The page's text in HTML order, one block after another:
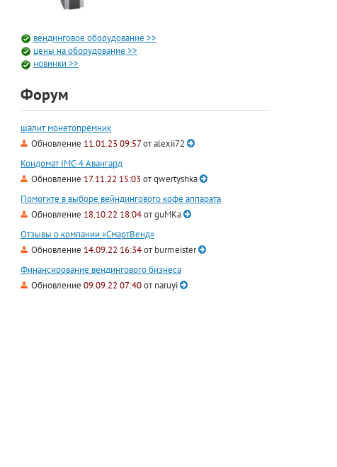
вендинговое оборудование >>
цены на оборудование >>
новинки >>
Форум
шалит монетопрёмник
Обновление 11.01.23 09:57отalexii72
Кондомат IMC-4 Авангард
Обновление 17.11.22 15:03 отqwertyshka
Помогите в выборе вейндингового кофе аппарата
Обновление 18.10.22 18:04отguMKa
Отзывы о компании «СмартВенд»
Обновление 14.09.22 16:34отburmeister
Финансирование вендингового бизнеса
Обновление 09.09.22 07:40отnaruyi